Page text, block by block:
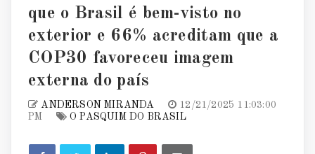
que o Brasil é bem-visto no
exterior e 66% acreditam que a
COP30 favoreceu imagem
externa do país
ANDERSON MIRANDA
12/21/2025 11:03:00
PM
O PASQUIM DO BRASIL